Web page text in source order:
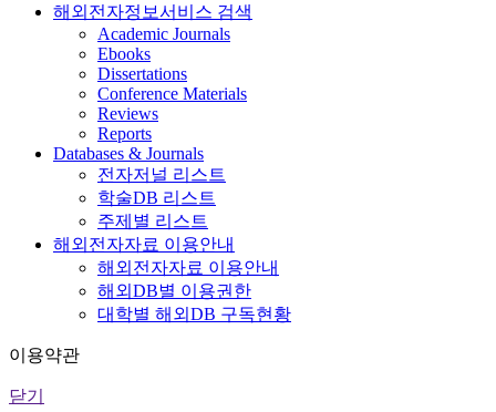
해외전자정보서비스 검색
Academic Journals
Ebooks
Dissertations
Conference Materials
Reviews
Reports
Databases & Journals
전자저널 리스트
학술DB 리스트
주제별 리스트
해외전자자료 이용안내
해외전자자료 이용안내
해외DB별 이용권한
대학별 해외DB 구독현황
이용약관
닫기